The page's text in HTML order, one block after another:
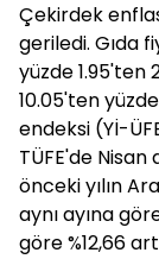
Çekirdek
geriledi. Gıda
yüzde 1.95'ten
10.05'ten
endeksi (Yİ-
TÜFE'de
önceki yılın
aynı ayına
göre %12,66